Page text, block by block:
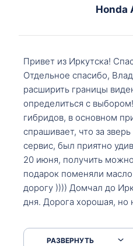
Honda
Привет из Иркутска!
Отдельное спасибо,
расширить границы
определиться с
гибридов, в основном
спрашивает, что за
сервис, был приятно
20 июня, получить
подарок поменяли
дорогу )))) Домчал до
дня. Дорога хорошая, но
серпантинах по пути
РАЗВЕРНУТЬ